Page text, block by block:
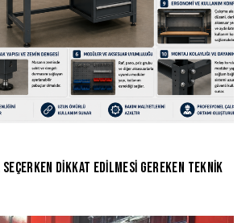
DIKKAT EDILMESI GEREKEN TEKNIK